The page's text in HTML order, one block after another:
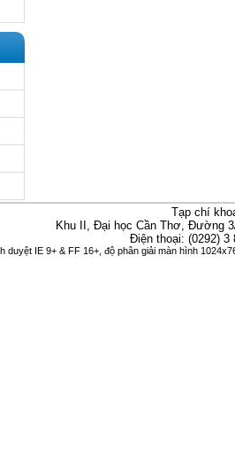
Tạp chí
Khu II, Đại học Cần Thơ, Đường
Điện thoại: (0292)
duyệt IE 9+ & FF 16+, độ phân giải màn hình